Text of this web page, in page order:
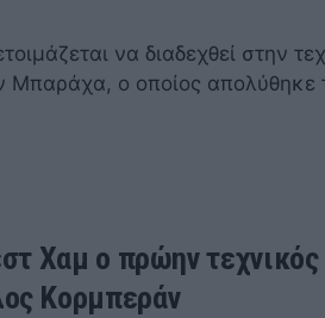
να διαδεχθεί στην
Μπαράχα, ο οποίος απολύθηκε
Χαμ ο πρώην τεχνικός
Κορμπεράν